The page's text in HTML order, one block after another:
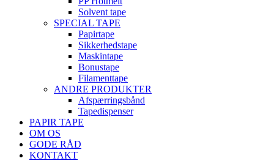
Solvent tape
SPECIAL TAPE
Papirtape
Sikkerhedstape
Maskintape
Bonustape
Filamenttape
ANDRE PRODUKTER
Afspærringsbånd
Tapedispenser
PAPIR TAPE
OM OS
GODE RÅD
KONTAKT